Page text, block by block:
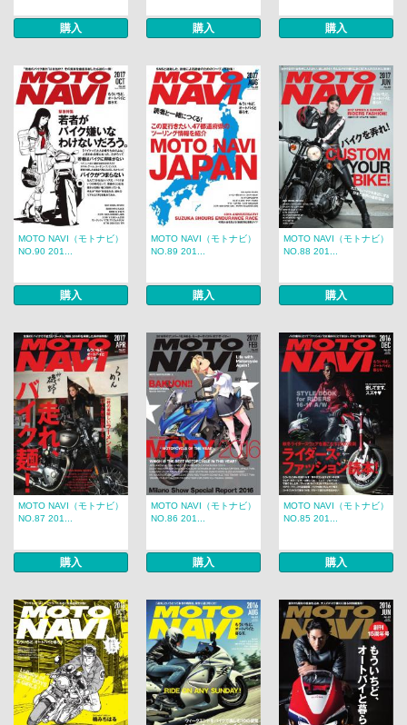
購入 購入 購入
MOTO NAVI（モトナビ）
NO.90 201...
購入
MOTO NAVI（モトナビ）
NO.89 201...
購入
MOTO NAVI（モトナビ）
NO.88 201...
購入
MOTO NAVI（モトナビ）
NO.87 201...
購入
MOTO NAVI（モトナビ）
NO.86 201...
購入
MOTO NAVI（モトナビ）
NO.85 201...
購入